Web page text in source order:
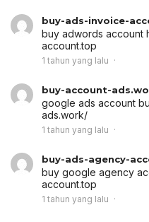
buy-ads-invoice-
buy adwords account
account.top
1 tahun yang lalu
buy-account-
google ads account
ads.work/
1 tahun yang lalu
buy-ads-agency-
buy google agency
account.top
1 tahun yang lalu